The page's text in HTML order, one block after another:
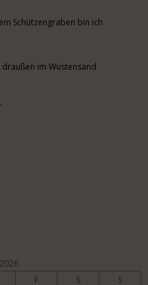
Schützengraben bin ich
im Wüstensand
F S S